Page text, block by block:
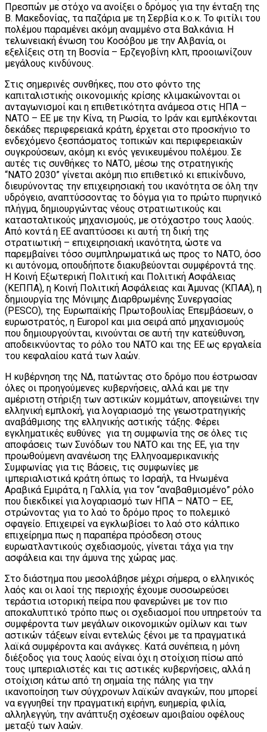
Πρεσπών με στόχο να ανοίξει ο δρόμος για την ένταξη της
Β. Μακεδονίας, τα παζάρια με τη Σερβία κ.ο.κ. Το φιτίλι του
πολέμου παραμένει ακόμη αναμμένο στα Βαλκάνια. Η
τελωνειακή ένωση του Κοσόβου με την Αλβανία, οι
εξελίξεις στη τη Βοσνία – Ερζεγοβίνη κλπ, προοιωνίζουν
μεγάλους κινδύνους.
Στις σημερινές συνθήκες, που στο φόντο της
καπιταλιστικής οικονομικής κρίσης κλιμακώνονται οι
ανταγωνισμοί και η επιθετικότητα ανάμεσα στις ΗΠΑ –
ΝΑΤΟ – ΕΕ με την Κίνα, τη Ρωσία, το Ιράν και εμπλέκονται
δεκάδες περιφερειακά κράτη, έρχεται στο προσκήνιο το
ενδεχόμενο ξεσπάσματος τοπικών και περιφερειακών
συγκρούσεων, ακόμη κι ενός γενικευμένου πολέμου. Σε
αυτές τις συνθήκες το ΝΑΤΟ, μέσω της στρατηγικής
“ΝΑΤΟ 2030” γίνεται ακόμη πιο επιθετικό κι επικίνδυνο,
διευρύνοντας την επιχειρησιακή του ικανότητα σε όλη την
υδρόγειο, αναπτύσσοντας το δόγμα για το πρώτο πυρηνικό
πλήγμα, δημιουργώντας νέους στρατιωτικούς και
κατασταλτικούς μηχανισμούς, με στόχαστρο τους λαούς.
Από κοντά η ΕΕ αναπτύσσει κι αυτή τη δική της
στρατιωτική – επιχειρησιακή ικανότητα, ώστε να
παρεμβαίνει τόσο συμπληρωματικά ως προς το ΝΑΤΟ, όσο
κι αυτόνομα, οπουδήποτε διακυβεύονται συμφέροντά της.
Η Κοινή Εξωτερική Πολιτική και Πολιτική Ασφάλειας
(ΚΕΠΠΑ), η Κοινή Πολιτική Ασφάλειας και Άμυνας (ΚΠΑΑ), η
δημιουργία της Μόνιμης Διαρθρωμένης Συνεργασίας
(PESCO), της Ευρωπαϊκής Πρωτοβουλίας Επεμβάσεων, ο
ευρωστρατός, η Europol και μια σειρά από μηχανισμούς
που δημιουργούνται, κινούνται σε αυτή την κατεύθυνση,
αποδεικνύοντας το ρόλο του ΝΑΤΟ και της ΕΕ ως εργαλεία
του κεφαλαίου κατά των λαών.
Η κυβέρνηση της ΝΔ, πατώντας στο δρόμο που έστρωσαν
όλες οι προηγούμενες κυβερνήσεις, αλλά και με την
αμέριστη στήριξη των αστικών κομμάτων, απογειώνει την
ελληνική εμπλοκή, για λογαριασμό της γεωστρατηγικής
αναβάθμισης της ελληνικής αστικής τάξης. Φέρει
εγκληματικές ευθύνες για τη συμφωνία της σε όλες τις
αποφάσεις των Συνόδων του ΝΑΤΟ και της ΕΕ, για την
προωθούμενη ανανέωση της Ελληνοαμερικανικής
Συμφωνίας για τις Βάσεις, τις συμφωνίες με
ιμπεριαλιστικά κράτη όπως το Ισραήλ, τα Ηνωμένα
Αραβικά Εμιράτα, η Γαλλία, για τον “αναβαθμισμένο” ρόλο
που διεκδικεί για λογαριασμό των ΗΠΑ – ΝΑΤΟ – ΕΕ,
στρώνοντας για το λαό το δρόμο προς το πολεμικό
σφαγείο. Επιχειρεί να εγκλωβίσει το λαό στο κάλπικο
επιχείρημα πως η παραπέρα πρόσδεση στους
ευρωατλαντικούς σχεδιασμούς, γίνεται τάχα για την
ασφάλεια και την άμυνα της χώρας μας.
Στο διάστημα που μεσολάβησε μέχρι σήμερα, ο ελληνικός
λαός και οι λαοί της περιοχής έχουμε συσσωρεύσει
τεράστια ιστορική πείρα που φανερώνει με τον πιο
αποκαλυπτικό τρόπο πως οι σχεδιασμοί που υπηρετούν τα
συμφέροντα των μεγάλων οικονομικών ομίλων και των
αστικών τάξεων είναι εντελώς ξένοι με τα πραγματικά
λαϊκά συμφέροντα και ανάγκες. Κατά συνέπεια, η μόνη
διέξοδος για τους λαούς είναι όχι η στοίχιση πίσω από
τους ιμπεριαλιστές και τις αστικές κυβερνήσεις, αλλά η
στοίχιση κάτω από τη σημαία της πάλης για την
ικανοποίηση των σύγχρονων λαϊκών αναγκών, που μπορεί
να εγγυηθεί την πραγματική ειρήνη, ευημερία, φιλία,
αλληλεγγύη, την ανάπτυξη σχέσεων αμοιβαίου οφέλους
μεταξύ των λαών.